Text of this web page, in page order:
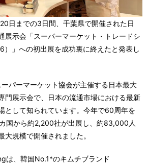
日までの3日間、千葉県で開催された日
展示会「スーパーマーケット・トレードシ
）」への初出展を成功裏に終えたと発表し
パーマーケット協会が主催する日本最大
門展示会で、日本の流通市場における最新
として知られています。今年で60周年を
国から約2,200社が出展し、約83,000人
大規模で開催されました。
は、韓国No.1*のキムチブランド